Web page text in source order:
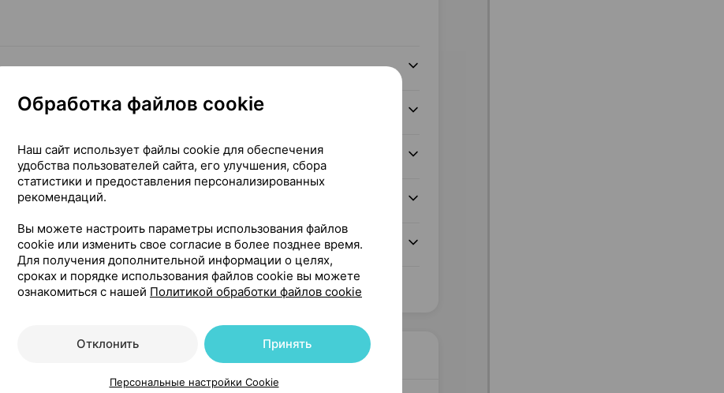
Читать полностью
Обработка файлов cookie
Наш сайт использует файлы cookie для обеспечения
удобства пользователей сайта, его улучшения, сбора
статистики и предоставления персонализированных
рекомендаций.
Вы можете настроить параметры использования файлов
cookie или изменить свое согласие в более позднее время.
Для получения дополнительной информации о целях,
сроках и порядке использования файлов cookie вы можете
ознакомиться с нашей Политикой обработки файлов cookie
Отклонить Принять
Персональные настройки Cookie